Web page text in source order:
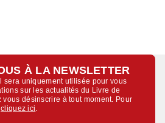
À LA NEWSLETTER
sera uniquement utilisée pour vous
sur les actualités du Livre de
vous désinscrire à tout moment. Pour
cliquez ici.